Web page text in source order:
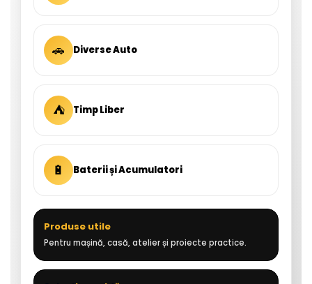
🚗 Diverse Auto
⛺ Timp Liber
🔋 Baterii și Acumulatori
Produse utile
Pentru mașină, casă, atelier și proiecte practice.